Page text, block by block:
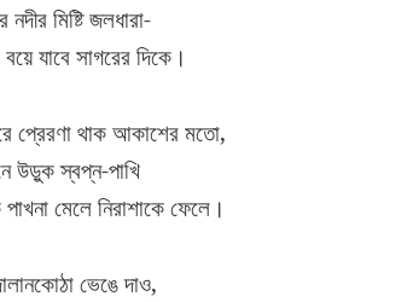
মিষ্টি জলধারা-
যাবে সাগরের দিকে।
প্রেরণা থাক আকাশের মতো,
উড়ুক স্বপ্ন-পাখি
মেলে নিরাশাকে ফেলে।
ভেঙে দাও,